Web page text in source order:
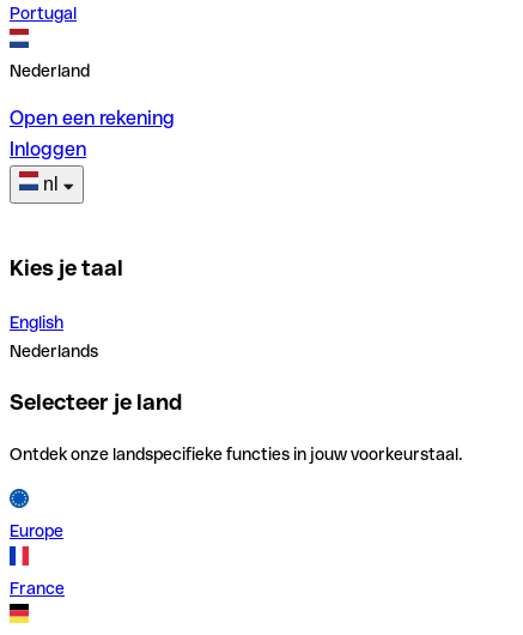
Portugal
Nederland
Open een rekening
Inloggen
nl
Kies je taal
English
Nederlands
Selecteer je land
Ontdek onze landspecifieke functies in jouw voorkeurstaal.
Europe
France